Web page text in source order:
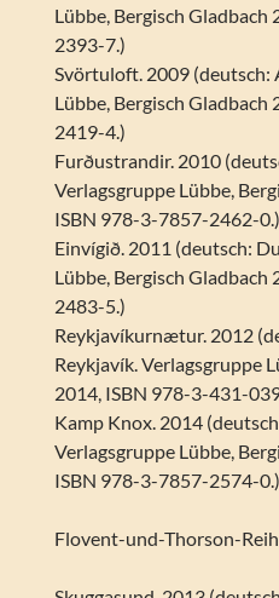
Lübbe, Bergisch
2393-7.)
Svörtuloft. 2009 (deutsch:
Lübbe, Bergisch
2419-4.)
Furðustrandir. 2010
Verlagsgruppe Lübbe,
ISBN 978-3-7857-2462-0.)
Einvígið. 2011 (deutsch:
Lübbe, Bergisch
2483-5.)
Reykjavíkurnætur. 2012
Reykjavík. Verlagsgruppe
2014, ISBN 978-3-431-
Kamp Knox. 2014
Verlagsgruppe Lübbe,
ISBN 978-3-7857-2574-0.)
Flovent-und-Thorson-